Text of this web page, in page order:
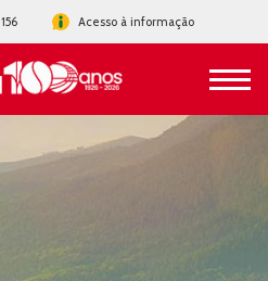
156 Acesso à informação